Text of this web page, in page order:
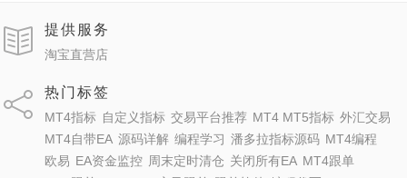
提供服务
淘宝直营店
热门标签
MT4指标 自定义指标 交易平台推荐 MT4 MT5指标 外汇交易
MT4自带EA 源码详解 编程学习 潘多拉指标源码 MT4编程
欧易 EA资金监控 周末定时清仓 关闭所有EA MT4跟单